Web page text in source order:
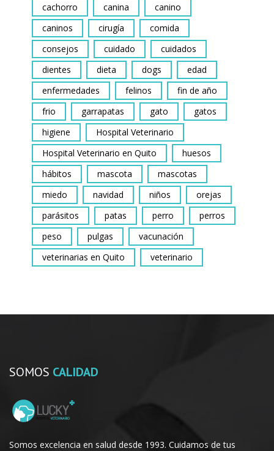
cachorro
canina
canino
caninos
cirugía
comida
consejos
cuidado
cuidados
dientes
dieta dogs
edad
enfermedades
felinos
fin de año
frio
garrapatas gato
gatos
higiene
Hospital Veterinario
Hospital Veterinario en Quito
huesos
hábitos
mascota
mascotas
miedo
navidad niños
orejas
parásitos
patas perro
perros
peso
pulgas
vacunación
veterinarias en Quito
veterinario
SOMOS CALIDAD
Somos excelencia en salud desde 1993. Cuidamos de tus